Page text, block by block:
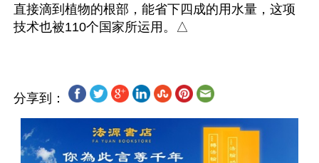
直接滴到植物的根部，能省下四成的用水量，这项
分享到：